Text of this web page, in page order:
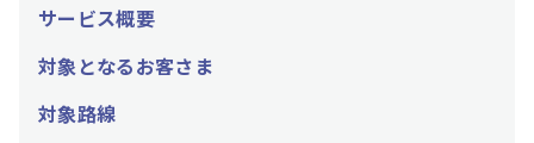
サービス概要
対象となるお客さま
対象路線